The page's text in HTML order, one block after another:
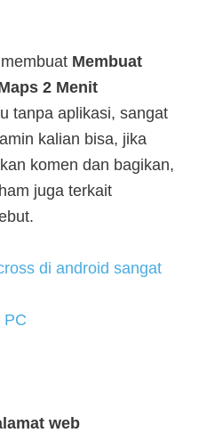
Membuat
2 Menit
tanpa aplikasi, sangat
kalian bisa, jika
komen dan bagikan,
juga terkait
di android sangat
PC
web